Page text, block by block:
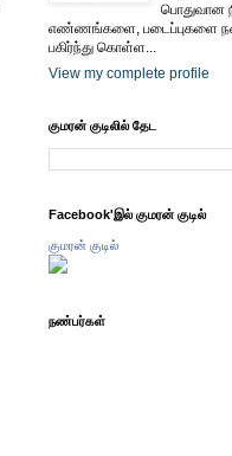
பொதுவான
எண்ணங்களை, படைப்புகளை
பகிர்ந்து கொள்ள...
View my complete profile
குமரன் குடிலில் தேட
Facebook'இல் குமரன் குடில்
குமரன் குடில்
நண்பர்கள்